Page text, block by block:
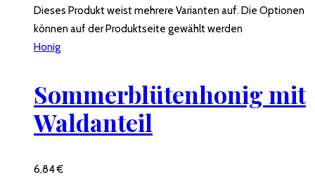
Dieses Produkt weist mehrere Varianten auf. Die Optionen
können auf der Produktseite gewählt werden
Honig
Sommerblütenhonig mit
Waldanteil
6,84€